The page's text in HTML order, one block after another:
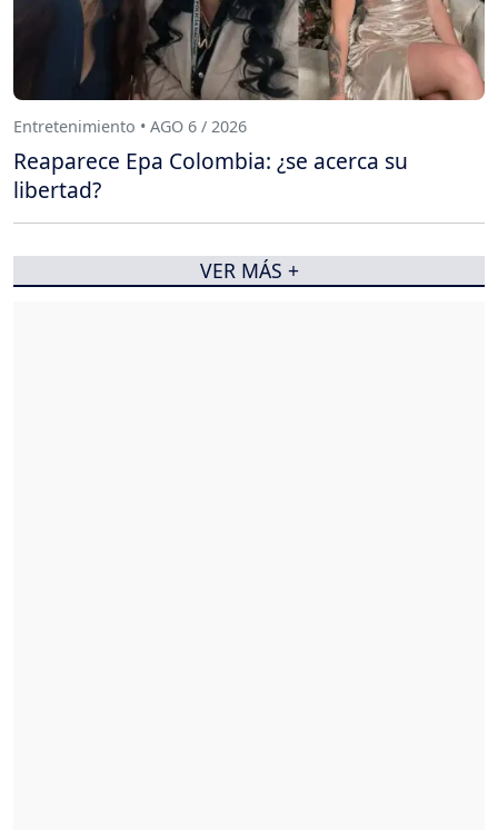
Entretenimiento • AGO 6 / 2026
Reaparece Epa Colombia: ¿se acerca su
libertad?
VER MÁS +